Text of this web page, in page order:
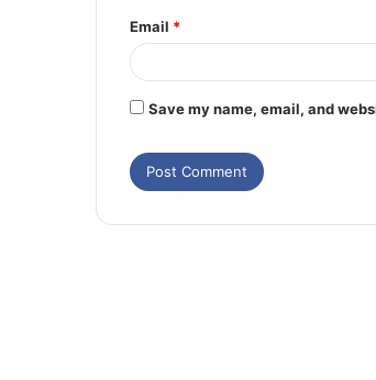
Email *
Save my name, email, and